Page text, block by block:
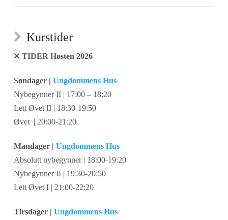
Kurstider
TIDER Høsten 2026
Søndager | Ungdommens Hus
Nybegynner II | 17:00 – 18:20
Lett Øvet II | 18:30-19:50
Øvet | 20:00-21:20
Mandager | Ungdommens Hus
Absolutt nybegynner | 18:00-19:20
Nybegynner II | 19:30-20:50
Lett Øvet I | 21:00-22:20
Tirsdager | Ungdommens Hus